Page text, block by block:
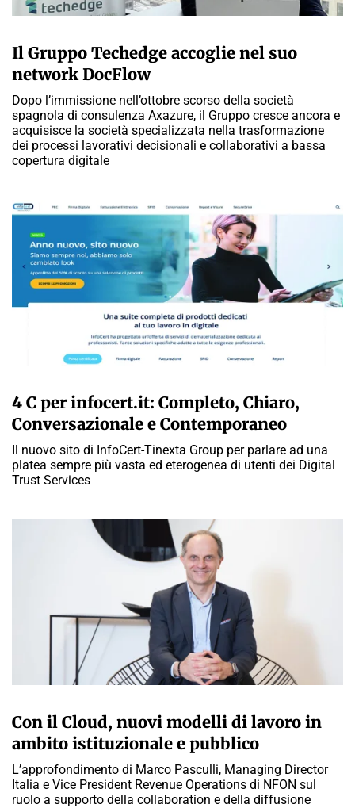
Il Gruppo Techedge accoglie nel suo
network DocFlow
Dopo l’immissione nell’ottobre scorso della società
spagnola di consulenza Axazure, il Gruppo cresce ancora e
acquisisce la società specializzata nella trasformazione
dei processi lavorativi decisionali e collaborativi a bassa
copertura digitale
4 C per infocert.it: Completo, Chiaro,
Conversazionale e Contemporaneo
Il nuovo sito di InfoCert-Tinexta Group per parlare ad una
platea sempre più vasta ed eterogenea di utenti dei Digital
Trust Services
Con il Cloud, nuovi modelli di lavoro in
ambito istituzionale e pubblico
L’approfondimento di Marco Pasculli, Managing Director
Italia e Vice President Revenue Operations di NFON sul
ruolo a supporto della collaboration e della diffusione